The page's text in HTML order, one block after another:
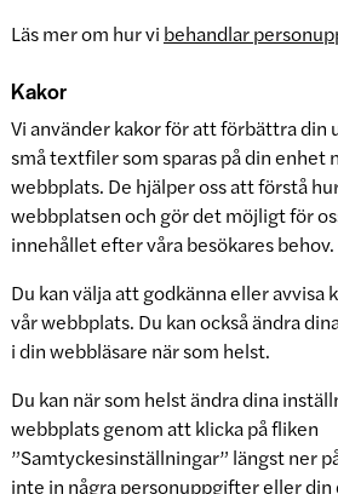
Läs mer om hur vi behandlar
Kakor
Vi använder kakor för att förbättra din
små textfiler som sparas på din enhet
webbplats. De hjälper oss att förstå
webbplatsen och gör det möjligt för
innehållet efter våra besökares behov.
Du kan välja att godkänna eller avvisa
vår webbplats. Du kan också ändra
i din webbläsare när som helst.
Du kan när som helst ändra dina
webbplats genom att klicka på fliken
”Samtyckesinställningar” längst ner
inte in några personuppgifter eller